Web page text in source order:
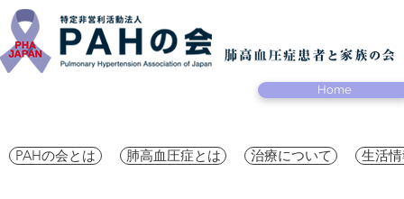
Home
PAHの会とは 肺高血圧症とは 治療について 生活